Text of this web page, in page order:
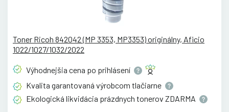
Toner Ricoh 842042 (MP 3353, MP3353) originálny, Aficio
1022/1027/1032/2022
Výhodnejšia cena po prihlásení
Kvalita garantovaná výrobcom tlačiarne
Ekologická likvidácia prázdnych tonerov ZDARMA